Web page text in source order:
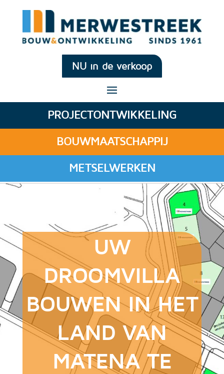
NU in de verkoop
PROJECTONTWIKKELING
BOUWMAATSCHAPPIJ
METSELWERKEN
UW
DROOMVILLA
BOUWEN IN HET
LAND VAN
MATENA TE